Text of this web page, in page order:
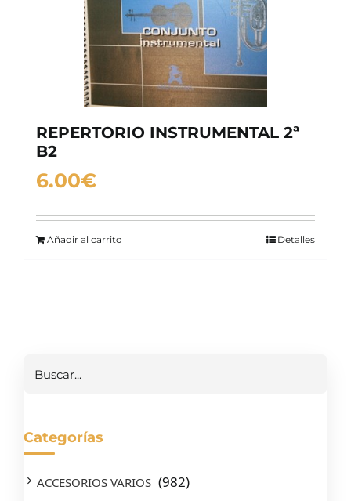
REPERTORIO INSTRUMENTAL 2ª
B2
6.00€
Añadir al carrito Detalles
Categorías
ACCESORIOS VARIOS (982)